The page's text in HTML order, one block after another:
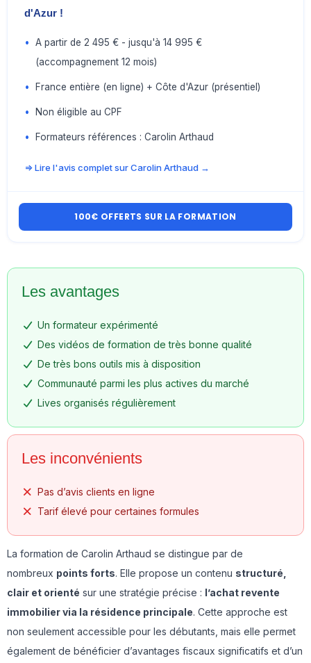
d'Azur !
•
A partir de 2 495 € - jusqu'à 14 995 €
(accompagnement 12 mois)
• France entière (en ligne) + Côte d'Azur (présentiel)
• Non éligible au CPF
• Formateurs références : Carolin Arthaud
=> Lire l'avis complet sur Carolin Arthaud →
100€ OFFERTS SUR LA FORMATION
Les avantages
Un formateur expérimenté
Des vidéos de formation de très bonne qualité
De très bons outils mis à disposition
Communauté parmi les plus actives du marché
Lives organisés régulièrement
Les inconvénients
Pas d’avis clients en ligne
Tarif élevé pour certaines formules
La formation de Carolin Arthaud se distingue par de
nombreux points forts. Elle propose un contenu structuré,
clair et orienté sur une stratégie précise : l’achat revente
immobilier via la résidence principale. Cette approche est
non seulement accessible pour les débutants, mais elle permet
également de bénéficier d’avantages fiscaux significatifs et d’un